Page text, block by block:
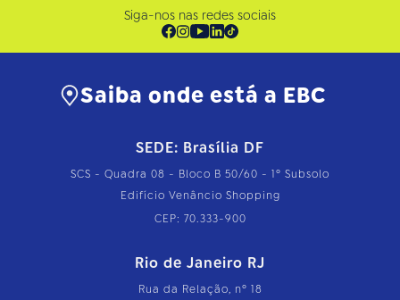
Siga-nos nas redes sociais
Saiba onde está a EBC
SEDE: Brasília DF
SCS - Quadra 08 - Bloco B 50/60 - 1º Subsolo
Edifício Venâncio Shopping
CEP: 70.333-900
Rio de Janeiro RJ
Rua da Relação, nº 18